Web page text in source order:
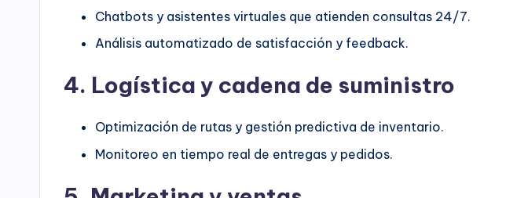
Chatbots y asistentes virtuales que atienden consultas 24/7.
Análisis automatizado de satisfacción y feedback.
4. Logística y cadena de suministro
Optimización de rutas y gestión predictiva de inventario.
Monitoreo en tiempo real de entregas y pedidos.